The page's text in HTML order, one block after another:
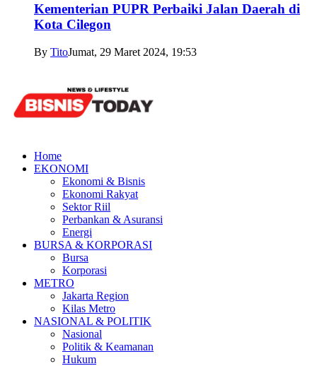
Kementerian PUPR Perbaiki Jalan Daerah di
Kota Cilegon
By TitoJumat, 29 Maret 2024, 19:53
Home
EKONOMI
Ekonomi & Bisnis
Ekonomi Rakyat
Sektor Riil
Perbankan & Asuransi
Energi
BURSA & KORPORASI
Bursa
Korporasi
METRO
Jakarta Region
Kilas Metro
NASIONAL & POLITIK
Nasional
Politik & Keamanan
Hukum